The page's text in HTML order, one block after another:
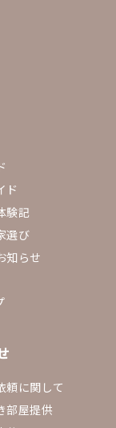
ド
験記
選び
知らせ
頼に関して
部屋提供